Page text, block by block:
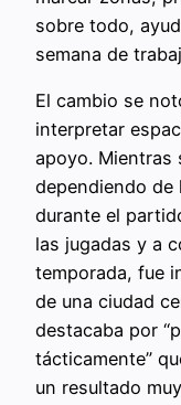
sobre todo,
semana de
El cambio se
interpretar
apoyo. Mientras
dependiendo de
durante el
las jugadas y a
temporada, fue
de una ciudad
destacaba por
tácticamente”
un resultado